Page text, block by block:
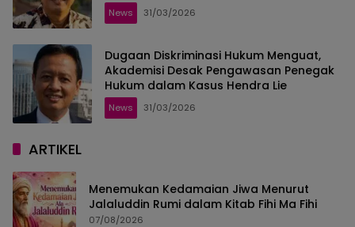
News 31/03/2026
Dugaan Diskriminasi Hukum Menguat,
Akademisi Desak Pengawasan Penegak
Hukum dalam Kasus Hendra Lie
News 31/03/2026
ARTIKEL
Menemukan Kedamaian Jiwa Menurut
Jalaluddin Rumi dalam Kitab Fihi Ma Fihi
07/08/2026